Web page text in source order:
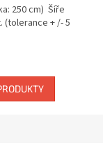
250 cm) Šíře
(tolerance + /- 5